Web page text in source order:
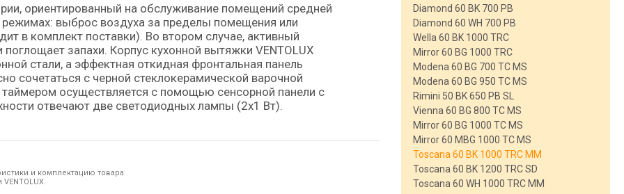
ориентированный на обслуживание помещений средней
выброс воздуха за пределы помещения или
в комплект поставки). Во втором случае, активный
запахи. Корпус кухонной вытяжки VENTOLUX
стали, а эффектная откидная фронтальная панель
сочетаться с черной стеклокерамической варочной
осуществляется с помощью сенсорной панели с
отвечают две светодиодных лампы (2х1 Вт).
и комплектацию товара
Diamond 60 BK 700 PB
Diamond 60 WH 700 PB
Wella 60 BK 1000 TRC
Mirror 60 BG 1000 TRC
Modena 60 BG 700 TC MS
Modena 60 BG 950 TC MS
Rimini 50 BK 650 PB SL
Vienna 60 BG 800 TC MS
Mirror 60 BG 1000 TC MS
Mirror 60 MBG 1000 TC MS
Toscana 60 BK 1000 TRC MM
Toscana 60 BK 1200 TRC SD
Toscana 60 WH 1000 TRC MM